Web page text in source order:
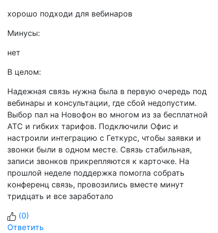
хорошо подходи для вебинаров
Минусы:
нет
В целом:
Надежная связь нужна была в первую очередь под
вебинары и консультации, где сбой недопустим.
Выбор пал на Новофон во многом из за бесплатной
АТС и гибких тарифов. Подключили Офис и
настроили интеграцию с Геткурс, чтобы заявки и
звонки были в одном месте. Связь стабильная,
записи звонков прикрепляются к карточке. На
прошлой неделе поддержка помогла собрать
конференц связь, провозились вместе минут
тридцать и все заработало
(0)
Ответить